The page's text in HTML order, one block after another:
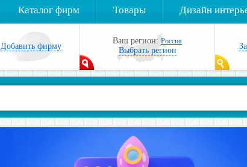
Каталог фирм Товары Дизайн
Ваш регион: Россия
Выбрать регион
Добавить фирму